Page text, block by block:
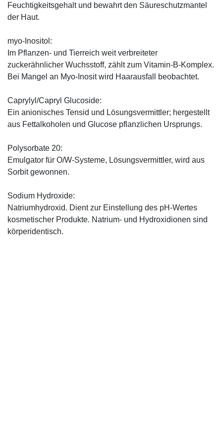
Feuchtigkeitsgehalt und bewahrt den Säureschutzmantel
der Haut.
myo-Inositol:
Im Pflanzen- und Tierreich weit verbreiteter
zuckerähnlicher Wuchsstoff, zählt zum Vitamin-B-Komplex.
Bei Mangel an Myo-Inosit wird Haarausfall beobachtet.
Caprylyl/Capryl Glucoside:
Ein anionisches Tensid und Lösungsvermittler; hergestellt
aus Fettalkoholen und Glucose pflanzlichen Ursprungs.
Polysorbate 20:
Emulgator für O/W-Systeme, Lösungsvermittler, wird aus
Sorbit gewonnen.
Sodium Hydroxide:
Natriumhydroxid. Dient zur Einstellung des pH-Wertes
kosmetischer Produkte. Natrium- und Hydroxidionen sind
körperidentisch.